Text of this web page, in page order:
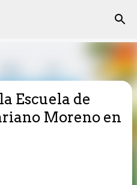
principal
Escuela de
Moreno en